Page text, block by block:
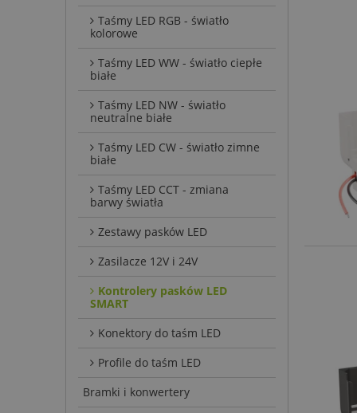
Taśmy LED RGB - światło
kolorowe
Taśmy LED WW - światło ciepłe
białe
Taśmy LED NW - światło
neutralne białe
Taśmy LED CW - światło zimne
białe
Taśmy LED CCT - zmiana
barwy światła
Zestawy pasków LED
Zasilacze 12V i 24V
Kontrolery pasków LED
SMART
Konektory do taśm LED
Profile do taśm LED
Bramki i konwertery